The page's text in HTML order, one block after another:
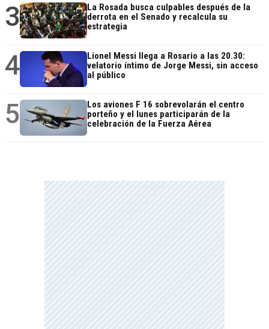
3
La Rosada busca culpables después de la
derrota en el Senado y recalcula su
estrategia
4
Lionel Messi llega a Rosario a las 20.30:
velatorio íntimo de Jorge Messi, sin acceso
al público
5
Los aviones F 16 sobrevolarán el centro
porteño y el lunes participarán de la
celebración de la Fuerza Aérea